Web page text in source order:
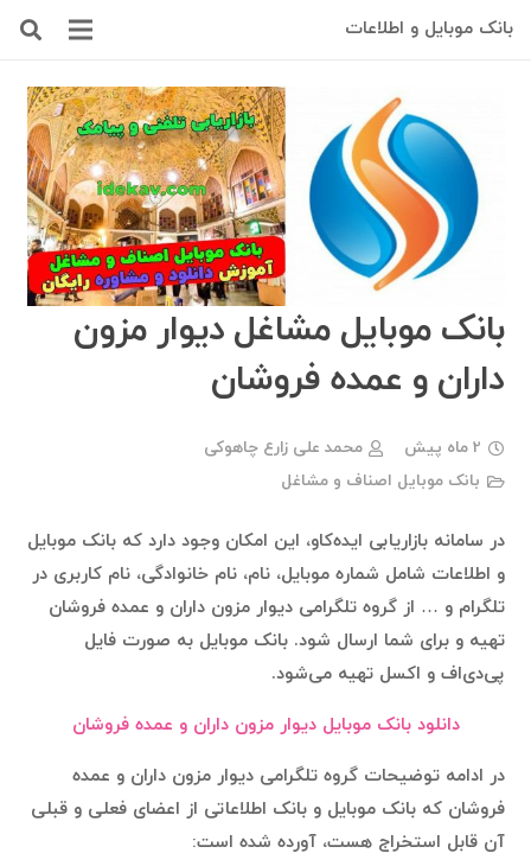
بانک موبایل و اطلاعات
بانک موبایل مشاغل دیوار مزون
داران و عمده فروشان
2 ماه پیش
محمد علی زارع چاهوکی
بانک موبایل اصناف و مشاغل
در سامانه بازاریابی ایده‌کاو، این امکان وجود دارد که بانک موبایل
و اطلاعات شامل شماره موبایل، نام، نام خانوادگی، نام کاربری در
تلگرام و … از گروه تلگرامی دیوار مزون داران و عمده فروشان
تهیه و برای شما ارسال شود. بانک موبایل به صورت فایل
پی‌دی‌اف و اکسل تهیه می‌شود.
دانلود بانک موبایل دیوار مزون داران و عمده فروشان
در ادامه توضیحات گروه تلگرامی دیوار مزون داران و عمده
فروشان که بانک موبایل و بانک اطلاعاتی از اعضای فعلی و قبلی
آن قابل استخراج هست، آورده شده است: